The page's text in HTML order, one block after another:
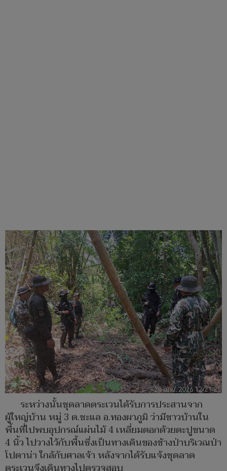
ระหว่างนั้นชุดลาดตระเวนได้รับการประสานจาก
ผู้ใหญ่บ้าน หมู่ 3 ต.ชะแล อ.ทองผาภูมิ ว่ามีชาวบ้านใน
พื้นที่ไปพบอุปกรณ์แผ่นไม้ 4 เหลี่ยมตอกด้วยตะปูขนาด
4 นิ้ว ไปวางไว้กับพื้นซึ่งเป็นทางเดินของช้างป่าบริเวณป่า
โปตาน่า ใกล้กับศาลเจ้า หลังจากได้รับแจ้งชุดลาด